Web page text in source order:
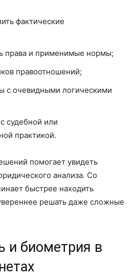
фактические
права и применимые нормы;
правоотношений;
с очевидными логическими
судебной или
практикой.
помогает увидеть
анализа. Со
быстрее находить
решать даже сложные
и биометрия в